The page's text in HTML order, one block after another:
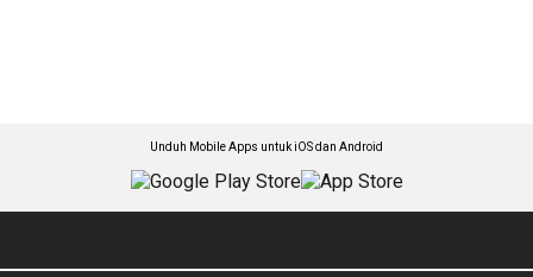
Unduh Mobile Apps untuk iOS dan Android